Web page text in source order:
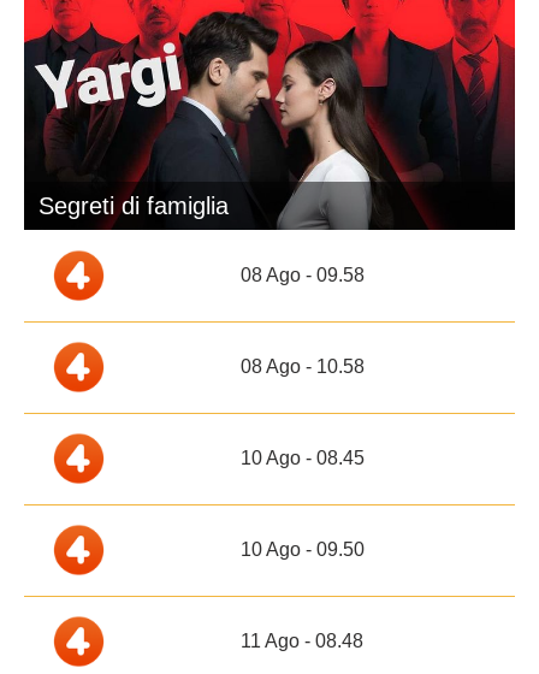
Segreti di famiglia
08 Ago - 09.58
08 Ago - 10.58
10 Ago - 08.45
10 Ago - 09.50
11 Ago - 08.48